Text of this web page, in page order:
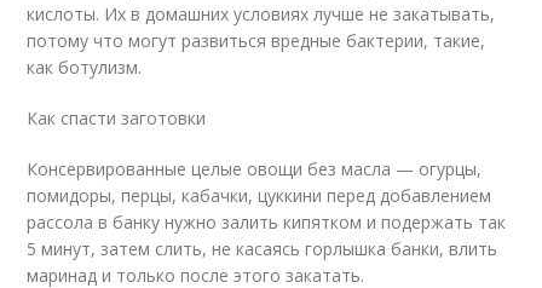
кислоты. Их в домашних условиях лучше не закатывать,
потому что могут развиться вредные бактерии, такие,
как ботулизм.
Как спасти заготовки
Консервированные целые овощи без масла — огурцы,
помидоры, перцы, кабачки, цуккини перед добавлением
рассола в банку нужно залить кипятком и подержать так
5 минут, затем слить, не касаясь горлышка банки, влить
маринад и только после этого закатать.